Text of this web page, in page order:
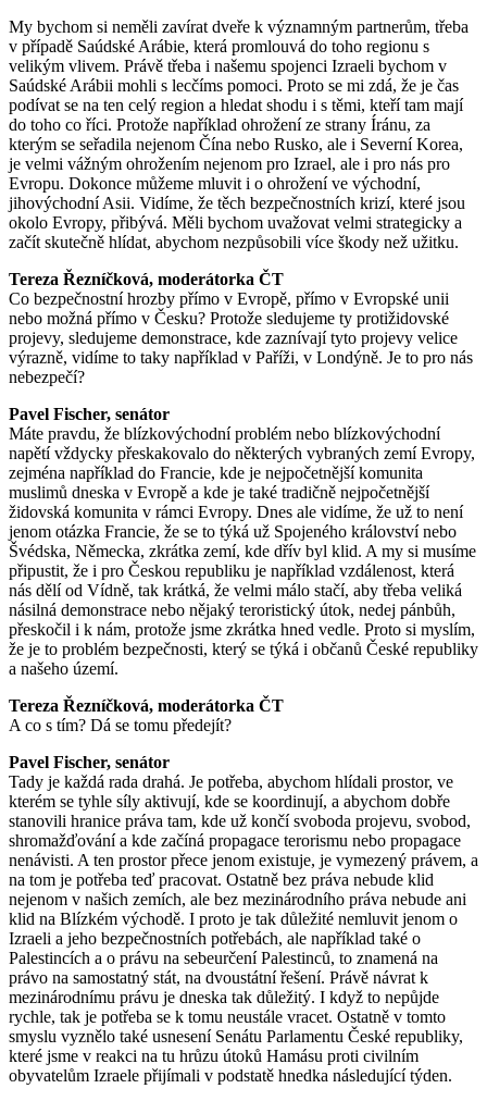
My bychom si neměli zavírat dveře k významným partnerům, třeba
v případě Saúdské Arábie, která promlouvá do toho regionu s
velikým vlivem. Právě třeba i našemu spojenci Izraeli bychom v
Saúdské Arábii mohli s lecčíms pomoci. Proto se mi zdá, že je čas
podívat se na ten celý region a hledat shodu i s těmi, kteří tam mají
do toho co říci. Protože například ohrožení ze strany Íránu, za
kterým se seřadila nejenom Čína nebo Rusko, ale i Severní Korea,
je velmi vážným ohrožením nejenom pro Izrael, ale i pro nás pro
Evropu. Dokonce můžeme mluvit i o ohrožení ve východní,
jihovýchodní Asii. Vidíme, že těch bezpečnostních krizí, které jsou
okolo Evropy, přibývá. Měli bychom uvažovat velmi strategicky a
začít skutečně hlídat, abychom nezpůsobili více škody než užitku.
Tereza Řezníčková, moderátorka ČT
Co bezpečnostní hrozby přímo v Evropě, přímo v Evropské unii
nebo možná přímo v Česku? Protože sledujeme ty protižidovské
projevy, sledujeme demonstrace, kde zaznívají tyto projevy velice
výrazně, vidíme to taky například v Paříži, v Londýně. Je to pro nás
nebezpečí?
Pavel Fischer, senátor
Máte pravdu, že blízkovýchodní problém nebo blízkovýchodní
napětí vždycky přeskakovalo do některých vybraných zemíEvropy,
zejména například do Francie, kde je nejpočetnější komunita
muslimů dneska v Evropě a kde je také tradičně nejpočetnější
židovská komunita v rámci Evropy. Dnes ale vidíme, že už to není
jenom otázka Francie, že se to týká už Spojeného království nebo
Švédska, Německa, zkrátka zemí, kde dřív byl klid. A my si musíme
připustit, že i pro Českou republiku je například vzdálenost, která
nás dělí od Vídně, tak krátká, že velmi málo stačí, aby třeba veliká
násilná demonstrace nebo nějaký teroristický útok, nedej pánbůh,
přeskočil i k nám, protože jsme zkrátka hned vedle. Proto si myslím,
že je to problém bezpečnosti, který se týká i občanů České republiky
a našeho území.
Tereza Řezníčková, moderátorka ČT
A co s tím? Dá se tomu předejít?
Pavel Fischer, senátor
Tady je každá rada drahá. Je potřeba, abychom hlídali prostor, ve
kterém se tyhle síly aktivují, kde se koordinují, a abychom dobře
stanovili hranice práva tam, kde už končí svoboda projevu, svobod,
shromažďování a kde začíná propagace terorismu nebo propagace
nenávisti. A ten prostor přece jenom existuje, je vymezený právem, a
na tom je potřeba teď pracovat. Ostatně bez práva nebude klid
nejenom v našich zemích, ale bez mezinárodního práva nebude ani
klid na Blízkém východě. I proto je tak důležité nemluvit jenom o
Izraeli a jeho bezpečnostních potřebách, ale například také o
Palestincích a o právu na sebeurčeníPalestinců, to znamená na
právo na samostatný stát, na dvoustátní řešení. Právě návrat k
mezinárodnímu právu je dneska tak důležitý. I když to nepůjde
rychle, tak je potřeba se k tomu neustále vracet. Ostatně v tomto
smyslu vyznělo také usnesení Senátu Parlamentu České republiky,
které jsme v reakci na tu hrůzu útoků Hamásu proti civilním
obyvatelům Izraele přijímali v podstatě hnedka následující týden.